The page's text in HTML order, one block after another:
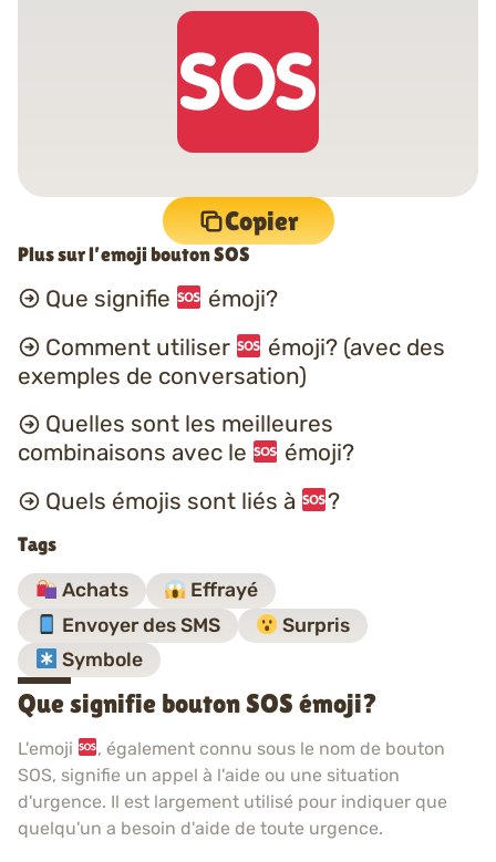
Copier
Plus sur l’emoji bouton SOS
Que signifie
émoji?
Comment utiliser
émoji? (avec des
exemples de conversation)
Quelles sont les meilleures
combinaisons avec le
émoji?
Quels émojis sont liés à
?
Tags
Achats
Effrayé
Envoyer des SMS
Surpris
Symbole
Que signifie bouton SOS émoji?
L'emoji
, également connu sous le nom de bouton
SOS, signifie un appel à l'aide ou une situation
d'urgence. Il est largement utilisé pour indiquer que
quelqu'un a besoin d'aide de toute urgence.